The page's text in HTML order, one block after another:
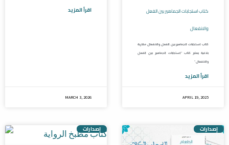
اقرأ المزيد
MARCH 3, 2026
كتاب استجابات الجماهير بين الفعل
والانفعال
كتاب استجابات الجماهير بين الفعل والانفعال مقاربة
بلاغية يعتبر كتاب “استجابات الجماهير بين الفعل
والانفعال”
اقرأ المزيد
APRIL 19, 2025
إصدارات إصدارات